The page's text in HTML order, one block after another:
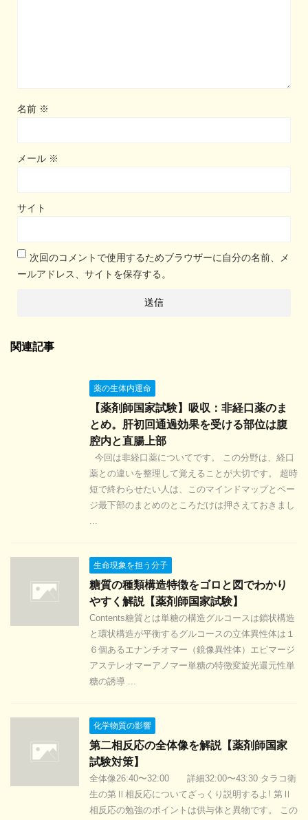
名前 ※
メール ※
サイト
次回のコメントで使用するためブラウザーに自分の名前、メ
ールアドレス、サイトを保存する。
関連記事
薬の生体内運命
【薬剤師国家試験】吸収：非経口薬のま
とめ。肝初回通過効果を受ける部位は腹
腔内と直腸上部
今回は非経口薬についてです。 この分野は、経口
薬との違いを整理して覚えることが大切です。 超時
短で終わらせたい人は、このマインドマップとペー
ジ最下部のまとめのところだけは押さえておきまし
...
生命現象を担う分子
糖質の種類構造特徴をゴロと図でわかり
やすく解説【薬剤師国家試験】
Contents糖質とは単糖の構造グルコースは鎖状構造
と環状構造が平衡するグルコースの立体異性体は１
６個あるエナンチオマー（鏡像異性体）エピマージ
アステレオマーアノマー単糖の特徴変旋光還元性単
糖の誘導 ...
化学物質の影響
第二相反応の全体像を解説【薬剤師国家
試験対策】
全体像26:40〜32:00 詳細32:00〜43:30 タラコ衛
生の第Ⅱ相反応についてざっくり説明するよ! 第Ⅱ
相反応の勉強のポイントは供与体と異物です。 この